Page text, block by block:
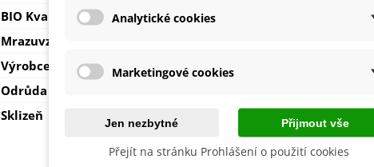
BIO Kvalita
Ne
Mrazuvzdornost
Výrobce
SemenaOnline
Odrůda
Sklizeň
Červenec
Říjen
Srpen
Září
Analytické cookies
Marketingové cookies
Jen nezbytné Přijmout vše
Přejít na stránku Prohlášení o použití cookies